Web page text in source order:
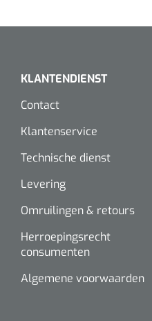
KLANTENDIENST
Contact
Klantenservice
Technische dienst
Levering
Omruilingen & retours
Herroepingsrecht
consumenten
Algemene voorwaarden